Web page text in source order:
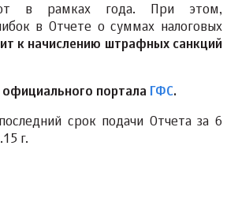
в рамках года. При этом,
в Отчете о суммах налоговых
к начислению штрафных санкций
портала ГФС.
срок подачи Отчета за 6
г.